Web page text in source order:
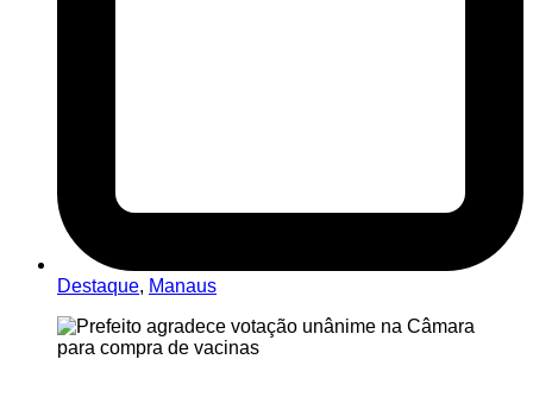
Destaque, Manaus